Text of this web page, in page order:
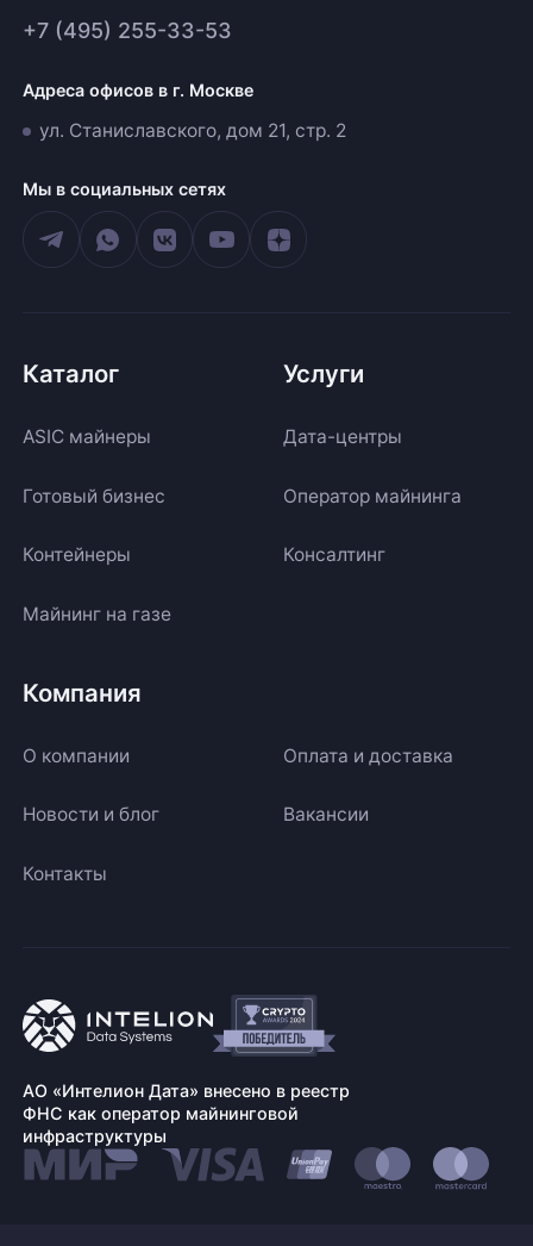
+7 (495) 255-33-53
Адреса офисов в г. Москве
ул. Станиславского, дом 21, стр. 2
Мы в социальных сетях
Каталог
ASIC майнеры
Готовый бизнес
Контейнеры
Майнинг на газе
Услуги
Дата-центры
Оператор майнинга
Консалтинг
Компания
О компании Оплата и доставка
Новости и блог Вакансии
Контакты
АО «Интелион Дата» внесено в реестр
ФНС как оператор майнинговой
инфраструктуры